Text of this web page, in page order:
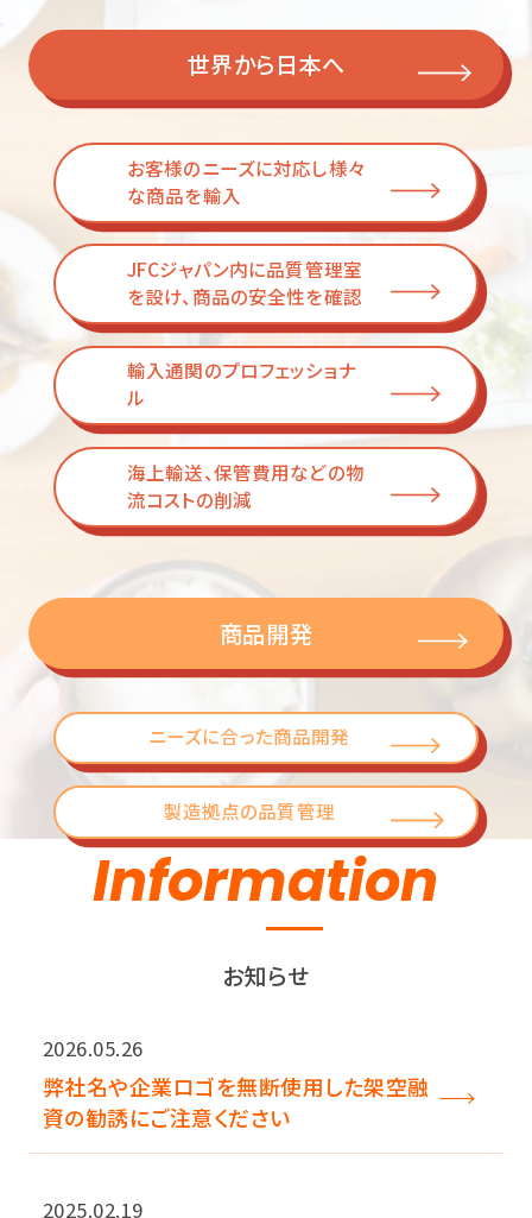
世界から日本へ
お客様のニーズに対応し様々
な商品を輸入
JFCジャパン内に品質管理室
を設け、商品の安全性を確認
輸入通関のプロフェッショナ
ル
海上輸送、保管費用などの物
流コストの削減
商品開発
ニーズに合った商品開発
製造拠点の品質管理
Information
お知らせ
2026.05.26
弊社名や企業ロゴを無断使用した架空融
資の勧誘にご注意ください
2025.02.19